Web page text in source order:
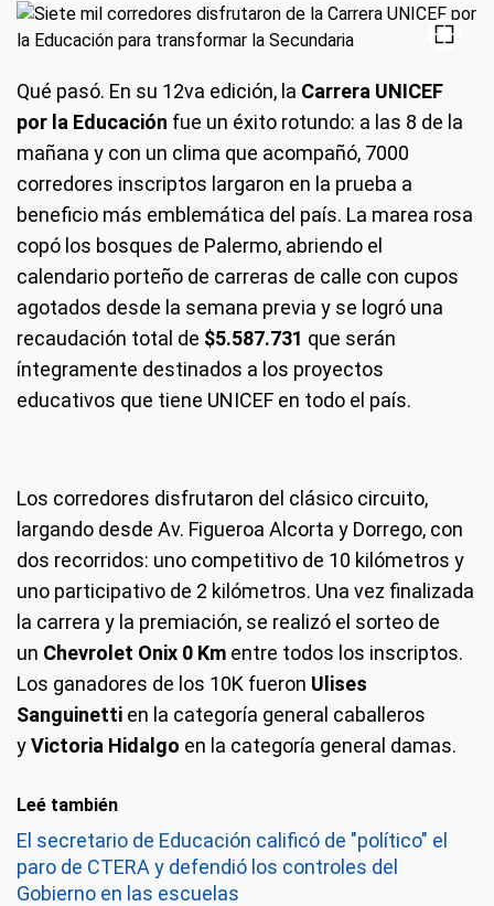
Qué pasó. En su 12va edición, la Carrera UNICEF
por la Educación fue un éxito rotundo: a las 8 de la
mañana y con un clima que acompañó, 7000
corredores inscriptos largaron en la prueba a
beneficio más emblemática del país. La marea rosa
copó los bosques de Palermo, abriendo el
calendario porteño de carreras de calle con cupos
agotados desde la semana previa y se logró una
recaudación total de $5.587.731 que serán
íntegramente destinados a los proyectos
educativos que tiene UNICEF en todo el país.
Los corredores disfrutaron del clásico circuito,
largando desde Av. Figueroa Alcorta y Dorrego, con
dos recorridos: uno competitivo de 10 kilómetros y
uno participativo de 2 kilómetros. Una vez finalizada
la carrera y la premiación, se realizó el sorteo de
un Chevrolet Onix 0 Km entre todos los inscriptos.
Los ganadores de los 10K fueron Ulises
Sanguinetti en la categoría general caballeros
yVictoria Hidalgo en la categoría general damas.
Leé también
El secretario de Educación calificó de "político" el
paro de CTERA y defendió los controles del
Gobierno en las escuelas